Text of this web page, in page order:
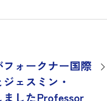
ォークナー国際
ェスミン・
したProfessor